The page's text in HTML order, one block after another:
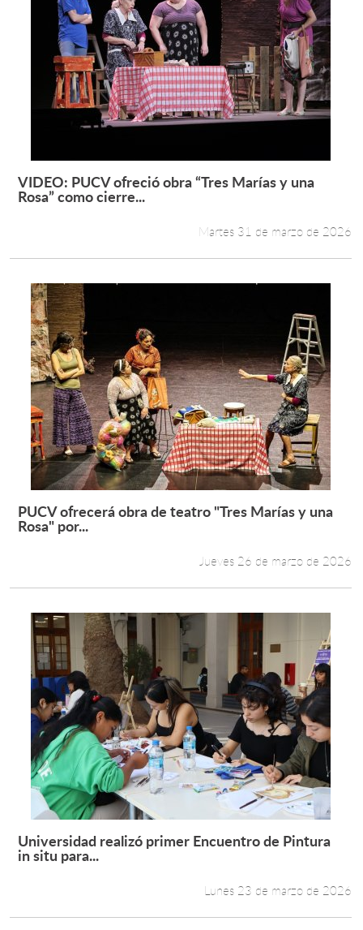
Leer más +
VIDEO: PUCV ofreció obra “Tres Marías y una
Rosa” como cierre...
Martes 31 de marzo de 2026
Leer más +
PUCV ofrecerá obra de teatro "Tres Marías y una
Rosa" por...
Jueves 26 de marzo de 2026
Leer más +
Universidad realizó primer Encuentro de Pintura
in situ para...
Lunes 23 de marzo de 2026